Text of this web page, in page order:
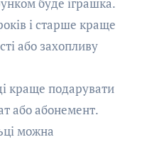
буде іграшка.
і старше краще
або захопливу
краще подарувати
або абонемент.
можна